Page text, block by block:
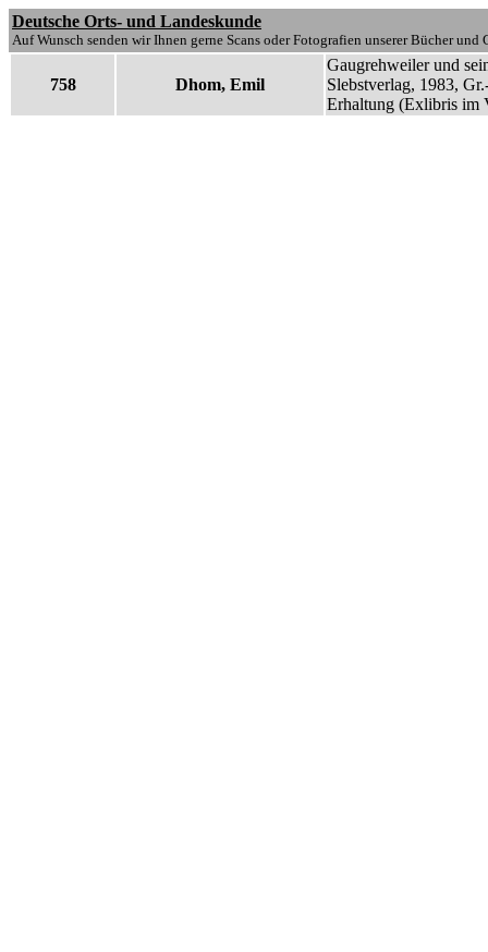
Deutsche Orts- und Landeskunde
Auf Wunsch senden wir Ihnen gerne Scans oder Fotografien unserer Bücher und
758 Dhom, Emil
Gaugrehweiler und
Slebstverlag, 1983,
Erhaltung (Exlibris im